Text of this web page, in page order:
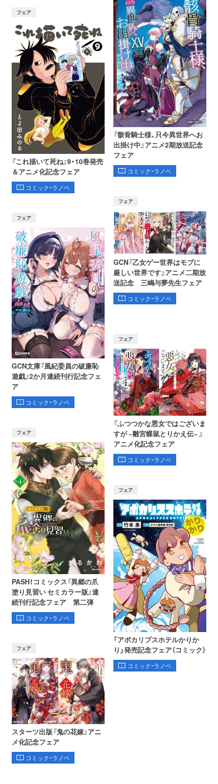
フェア
『これ描いて死ね』9・10巻発売
＆アニメ化記念フェア
コミック・ラノベ
『骸骨騎士様、只今異世界へお
出掛け中』アニメ2期放送記念
フェア
コミック・ラノベ
フェア
GCN文庫『風紀委員の破廉恥
遊戯』2か月連続刊行記念フェ
ア
コミック・ラノベ
フェア
GCN『乙女ゲー世界はモブに
厳しい世界です』アニメ二期放
送記念 三嶋与夢先生フェア
コミック・ラノベ
フェア
PASH！コミックス『異郷の爪
塗り見習い セミカラー版』連
続刊行記念フェア 第二弾
コミック・ラノベ
フェア
『ふつつかな悪女ではございま
すが ~雛宮蝶鼠とりかえ伝~ 』
アニメ化記念フェア
コミック・ラノベ
フェア
スターツ出版『鬼の花嫁』アニ
メ化記念フェア
コミック・ラノベ
フェア
「アポカリプスホテルかりか
り」発売記念フェア（コミック）
コミック・ラノベ